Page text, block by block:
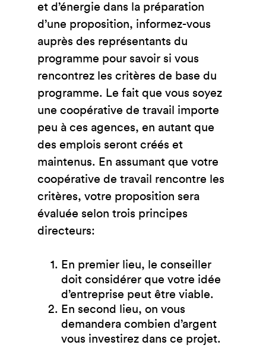
et d’énergie dans la préparation
d’une proposition, informez-vous
auprès des représentants du
programme pour savoir si vous
rencontrez les critères de base du
programme. Le fait que vous soyez
une coopérative de travail importe
peu à ces agences, en autant que
des emplois seront créés et
maintenus. En assumant que votre
coopérative de travail rencontre les
critères, votre proposition sera
évaluée selon trois principes
directeurs:
En premier lieu, le conseiller
doit considérer que votre idée
d’entreprise peut être viable.
En second lieu, on vous
demandera combien d’argent
vous investirez dans ce projet.